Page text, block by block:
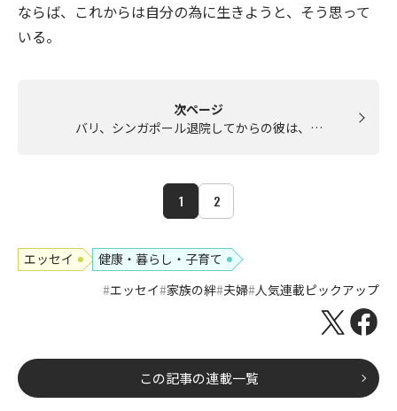
ならば、これからは自分の為に生きようと、そう思って
いる。
次ページ
バリ、シンガポール退院してからの彼は、…
1 2
エッセイ
健康・暮らし・子育て
エッセイ 家族の絆 夫婦 人気連載ピックアップ
この記事の連載一覧